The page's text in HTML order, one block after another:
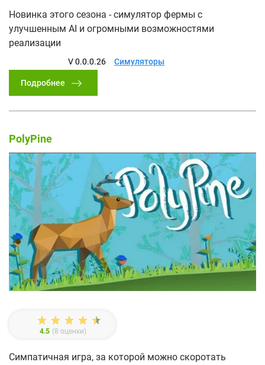
Новинка этого сезона - симулятор фермы с
улучшенным AI и огромными возможностями
реализации
V 0.0.0.26 Симуляторы
Подробнее
PolyPine
4.5 (8 оценки)
Симпатичная игра, за которой можно скоротать